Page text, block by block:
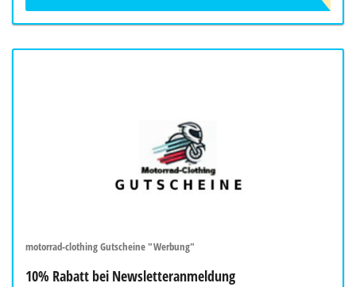
motorrad-clothing Gutscheine "Werbung"
10% Rabatt bei Newsletteranmeldung